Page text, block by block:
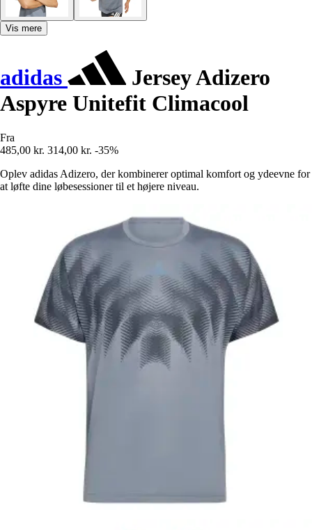
Vis mere
adidas
Jersey Adizero
Aspyre Unitefit Climacool
Fra
485,00 kr. 314,00 kr. -35%
Oplev adidas Adizero, der kombinerer optimal komfort og ydeevne for
at løfte dine løbesessioner til et højere niveau.